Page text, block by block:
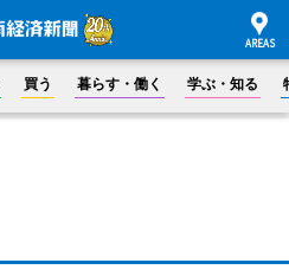
買う 暮らす・働く 学ぶ・知る